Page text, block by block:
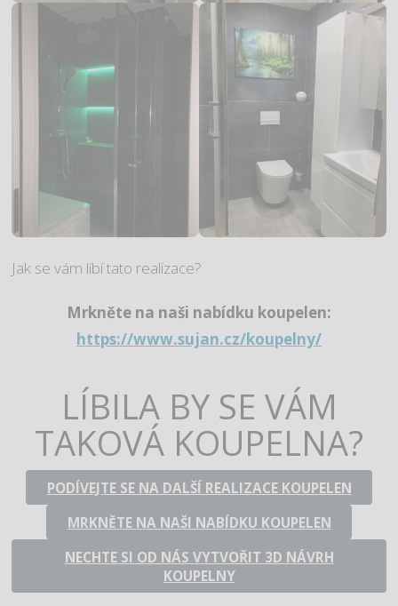
Jak se vám líbí tato realizace?
Mrkněte na naši nabídku koupelen:
https://www.sujan.cz/koupelny/
LÍBILA BY SE VÁM
TAKOVÁ KOUPELNA?
PODÍVEJTE SE NA DALŠÍ REALIZACE KOUPELEN
MRKNĚTE NA NAŠI NABÍDKU KOUPELEN
NECHTE SI OD NÁS VYTVOŘIT 3D NÁVRH
KOUPELNY